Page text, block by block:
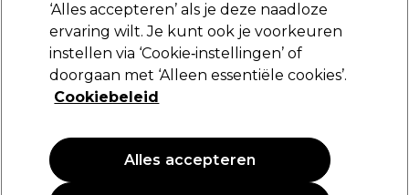
Wahl Opzetkam Nr.2 (6 mm) Zwart
3,95 €
‘Alles accepteren’ als je deze naadloze
ervaring wilt. Je kunt ook je voorkeuren
instellen via ‘Cookie‑instellingen’ of
doorgaan met ‘Alleen essentiële cookies’.
Cookiebeleid
Alles accepteren